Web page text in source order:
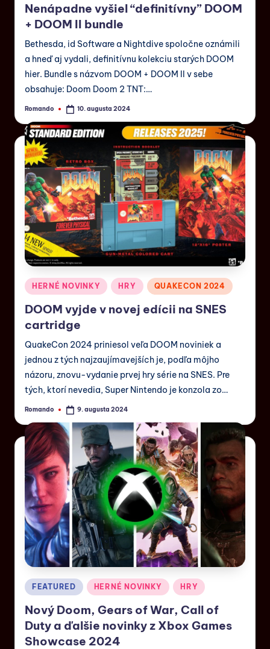
Nenápadne vyšiel “definitívny” DOOM
+ DOOM II bundle
Bethesda, id Software a Nightdive spoločne oznámili
a hneď aj vydali, definitívnu kolekciu starých DOOM
hier. Bundle s názvom DOOM + DOOM II v sebe
obsahuje: Doom Doom 2 TNT:…
Romando 10. augusta 2024
HERNÉ NOVINKY HRY QUAKECON 2024
DOOM vyjde v novej edícii na SNES
cartridge
QuakeCon 2024 priniesol veľa DOOM noviniek a
jednou z tých najzaujímavejších je, podľa môjho
názoru, znovu-vydanie prvej hry série na SNES. Pre
tých, ktorí nevedia, Super Nintendo je konzola zo…
Romando 9. augusta 2024
FEATURED HERNÉ NOVINKY HRY
Nový Doom, Gears of War, Call of
Duty a ďalšie novinky z Xbox Games
Showcase 2024